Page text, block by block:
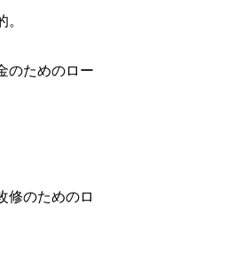
のためのロー
修のためのロ